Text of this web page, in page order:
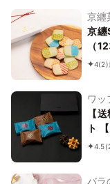
京纏
京纏
（
4(2)
ワッ
【
ト
4.5
バラ